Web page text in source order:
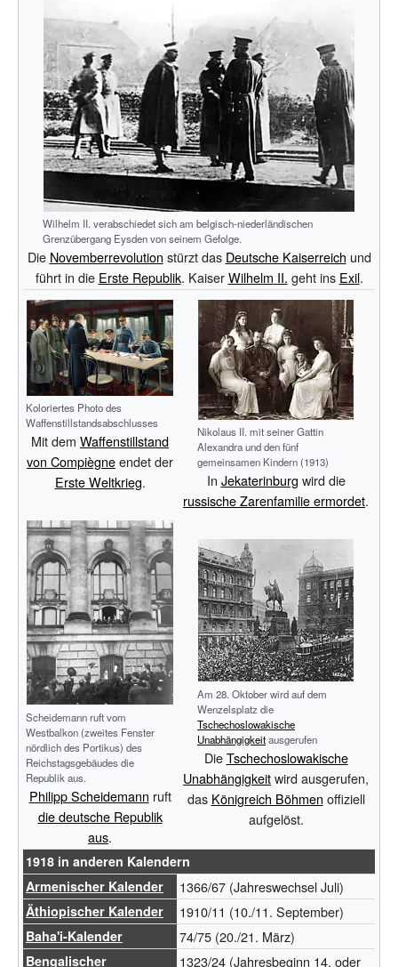
Wilhelm II. verabschiedet sich am belgisch-niederländischen
Grenzübergang Eysden von seinem Gefolge.
Die Novemberrevolution stürzt das Deutsche Kaiserreich und
führt in die Erste Republik. KaiserWilhelm II. geht ins Exil.
Koloriertes Photo des
Waffenstillstandsabschlusses
Mit dem Waffenstillstand
von Compiègneendet der
Erste Weltkrieg.
Scheidemann ruft vom
Westbalkon (zweites Fenster
nördlich des Portikus) des
Reichstagsgebäudes die
Republik aus.
Philipp Scheidemann ruft
die deutsche Republik
aus.
Nikolaus II. mit seiner Gattin
Alexandra und den fünf
gemeinsamen Kindern (1913)
In Jekaterinburg wird die
russische Zarenfamilie ermordet.
Am 28. Oktober wird auf dem
Wenzelsplatz die
Tschechoslowakische
Unabhängigkeitausgerufen
DieTschechoslowakische
Unabhängigkeitwird ausgerufen,
das Königreich Böhmen offiziell
aufgelöst.
1918in anderen Kalendern
Armenischer Kalender
1366/67 (Jahreswechsel Juli)
Äthiopischer Kalender 1910/11 (10./11. September)
Baha'i-Kalender 74/75 (20./21. März)
Bengalischer
1323/24 (Jahresbeginn 14. oder